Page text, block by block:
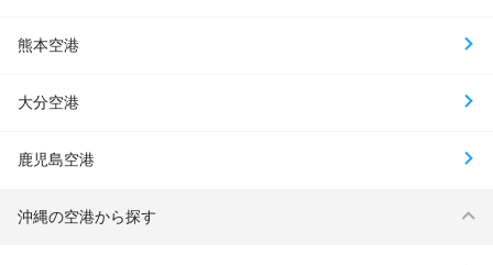
熊本空港
大分空港
鹿児島空港
沖縄の空港から探す